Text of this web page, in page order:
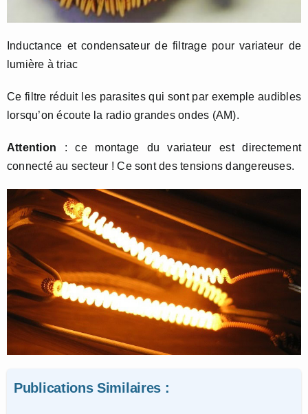
Inductance et condensateur de filtrage pour variateur de
lumière à triac
Ce filtre réduit les parasites qui sont par exemple audibles
lorsqu’on écoute la radio grandes ondes (AM).
Attention : ce montage du variateur est directement
connecté au secteur ! Ce sont des tensions dangereuses.
Publications Similaires :